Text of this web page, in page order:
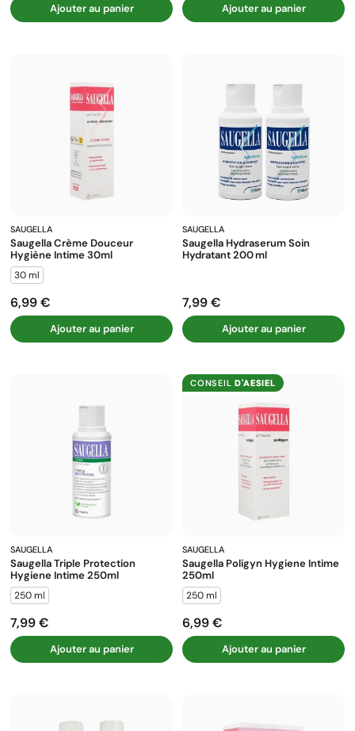
Ajouter au panier Ajouter au panier
SAUGELLA
Saugella Crème Douceur
Hygiène Intime 30ml
30 ml
Prix
6,99 €
Ajouter au panier
SAUGELLA
Saugella Hydraserum Soin
Hydratant 200 Ml
Prix
7,99 €
Ajouter au panier
SAUGELLA
Saugella Triple Protection
Hygiene Intime 250ml
250 ml
Prix
7,99 €
Ajouter au panier
CONSEILD'AESIEL
SAUGELLA
Saugella Poligyn Hygiene Intime
250ml
250 ml
Prix
6,99 €
Ajouter au panier